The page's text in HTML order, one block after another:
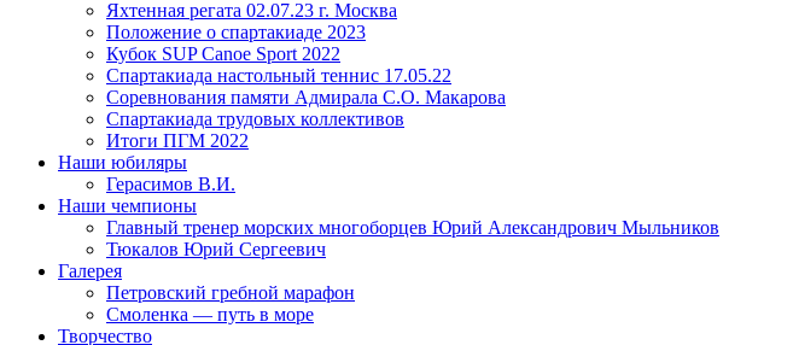
Яхтенная регата 02.07.23 г. Москва
Положение о спартакиаде 2023
Кубок SUP Canoe Sport 2022
Спартакиада настольный теннис 17.05.22
Соревнования памяти Адмирала С.О. Макарова
Спартакиада трудовых коллективов
Итоги ПГМ 2022
Наши юбиляры
Герасимов В.И.
Наши чемпионы
Главный тренер морских многоборцев Юрий Александрович Мыльников
Тюкалов Юрий Сергеевич
Галерея
Петровский гребной марафон
Смоленка — путь в море
Творчество